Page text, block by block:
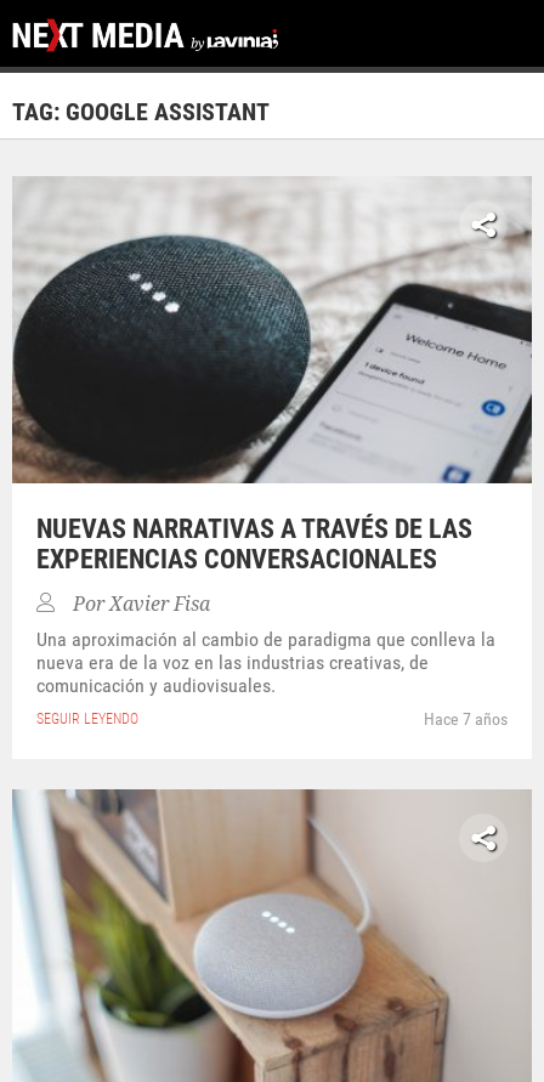
TAG: GOOGLE ASSISTANT
NUEVAS NARRATIVAS A TRAVÉS DE LAS
EXPERIENCIAS CONVERSACIONALES
PorXavier Fisa
Una aproximación al cambio de paradigma que conlleva la
nueva era de la voz en las industrias creativas, de
comunicación y audiovisuales.
SEGUIR LEYENDO Hace 7 años